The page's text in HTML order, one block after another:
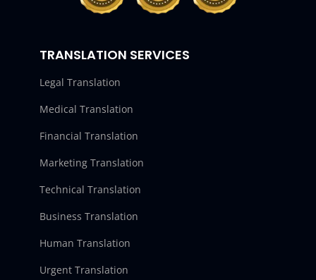
TRANSLATION SERVICES
Legal Translation
Medical Translation
Financial Translation
Marketing Translation
Technical Translation
Business Translation
Human Translation
Urgent Translation